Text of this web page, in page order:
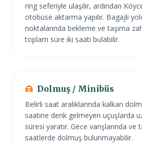
ring seferiyle ulaşılır, ardından
otobüse aktarma yapılır. Bagajlı
noktalarında bekleme ve taşıma
toplam süre iki saati bulabilir.
Dolmuş / Minibüs
Belirli saat aralıklarında kalkan
saatine denk gelmeyen uçuşlarda
süresi yaratır. Gece varışlarında ve
saatlerde dolmuş bulunmayabilir.